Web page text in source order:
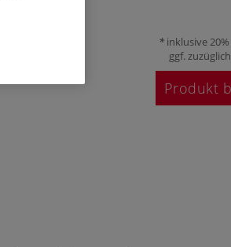
inklusive
ggf. zuzüglich
Produkt